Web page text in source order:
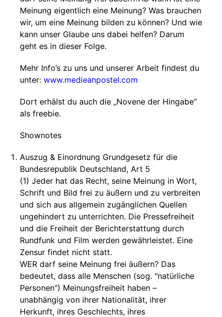
Meinung eigentlich eine Meinung? Was brauchen
wir, um eine Meinung bilden zu können? Und wie
kann unser Glaube uns dabei helfen? Darum
geht es in dieser Folge.
Mehr Info’s zu uns und unserer Arbeit findest du
unter: www.medieanpostel.com
Dort erhälst du auch die „Novene der Hingabe“
als freebie.
Shownotes
Auszug & Einordnung Grundgesetz für die
Bundesrepublik Deutschland, Art 5
(1) Jeder hat das Recht, seine Meinung in Wort,
Schrift und Bild frei zu äußern und zu verbreiten
und sich aus allgemein zugänglichen Quellen
ungehindert zu unterrichten. Die Pressefreiheit
und die Freiheit der Berichterstattung durch
Rundfunk und Film werden gewährleistet. Eine
Zensur findet nicht statt.
WER darf seine Meinung frei äußern? Das
bedeutet, dass alle Menschen (sog. "natürliche
Personen") Meinungsfreiheit haben –
unabhängig von ihrer Nationalität, ihrer
Herkunft, ihres Geschlechts, ihres